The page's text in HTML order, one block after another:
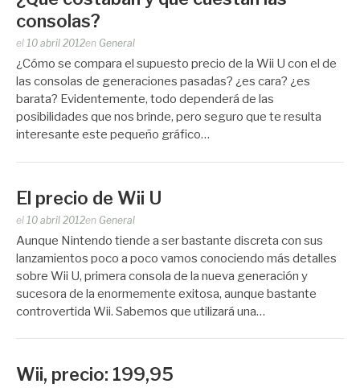
consolas?
Publicado
por
Zootropo
el 10 abril 2012en General
¿Cómo se compara el supuesto precio de la Wii U con el de
las consolas de generaciones pasadas? ¿es cara? ¿es
barata? Evidentemente, todo dependerá de las
posibilidades que nos brinde, pero seguro que te resulta
interesante este pequeño gráfico…
El precio de Wii U
Publicado
por
Zootropo
el 10 abril 2012en General
Aunque Nintendo tiende a ser bastante discreta con sus
lanzamientos poco a poco vamos conociendo más detalles
sobre Wii U, primera consola de la nueva generación y
sucesora de la enormemente exitosa, aunque bastante
controvertida Wii. Sabemos que utilizará una…
Wii, precio: 199,95